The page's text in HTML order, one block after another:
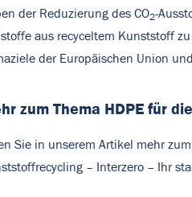
der Reduzierung des CO2-
aus recyceltem Kunststoff
der Europäischen Union
zum Thema HDPE für
Sie in unserem Artikel mehr
– Interzero – Ihr